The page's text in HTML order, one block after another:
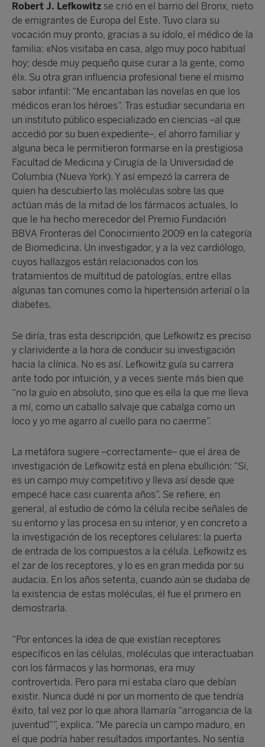
Robert J. Lefkowitz se crió en el barrio del Bronx, nieto
de emigrantes de Europa del Este. Tuvo clara su
vocación muy pronto, gracias a su ídolo, el médico de la
familia: «Nos visitaba en casa, algo muy poco habitual
hoy; desde muy pequeño quise curar a la gente, como
él». Su otra gran influencia profesional tiene el mismo
sabor infantil: “Me encantaban las novelas en que los
médicos eran los héroes”. Tras estudiar secundaria en
un instituto público especializado en ciencias –al que
accedió por su buen expediente–, el ahorro familiar y
alguna beca le permitieron formarse en la prestigiosa
Facultad de Medicina y Cirugía de la Universidad de
Columbia (Nueva York). Y así empezó la carrera de
quien ha descubierto las moléculas sobre las que
actúan más de la mitad de los fármacos actuales, lo
que le ha hecho merecedor del Premio Fundación
BBVA Fronteras del Conocimiento 2009 en la categoría
de Biomedicina. Un investigador, y a la vez cardiólogo,
cuyos hallazgos están relacionados con los
tratamientos de multitud de patologías, entre ellas
algunas tan comunes como la hipertensión arterial o la
diabetes.
Se diría, tras esta descripción, que Lefkowitz es preciso
y clarividente a la hora de conducir su investigación
hacia la clínica. No es así. Lefkowitz guía su carrera
ante todo por intuición, y a veces siente más bien que
“no la guío en absoluto, sino que es ella la que me lleva
a mí, como un caballo salvaje que cabalga como un
loco y yo me agarro al cuello para no caerme”.
La metáfora sugiere –correctamente– que el área de
investigación de Lefkowitz está en plena ebullición: “Sí,
es un campo muy competitivo y lleva así desde que
empecé hace casi cuarenta años”. Se refiere, en
general, al estudio de cómo la célula recibe señales de
su entorno y las procesa en su interior, y en concreto a
la investigación de los receptores celulares: la puerta
de entrada de los compuestos a la célula. Lefkowitz es
el zar de los receptores, y lo es en gran medida por su
audacia. En los años setenta, cuando aún se dudaba de
la existencia de estas moléculas, él fue el primero en
demostrarla.
“Por entonces la idea de que existían receptores
específicos en las células, moléculas que interactuaban
con los fármacos y las hormonas, era muy
controvertida. Pero para mí estaba claro que debían
existir. Nunca dudé ni por un momento de que tendría
éxito, tal vez por lo que ahora llamaría “arrogancia de la
juventud””, explica. “Me parecía un campo maduro, en
el que podría haber resultados importantes. No sentía